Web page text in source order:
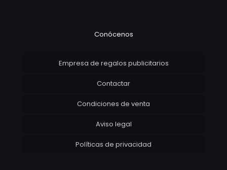
Conócenos
Empresa de regalos publicitarios
Contactar
Condiciones de venta
Aviso legal
Políticas de privacidad